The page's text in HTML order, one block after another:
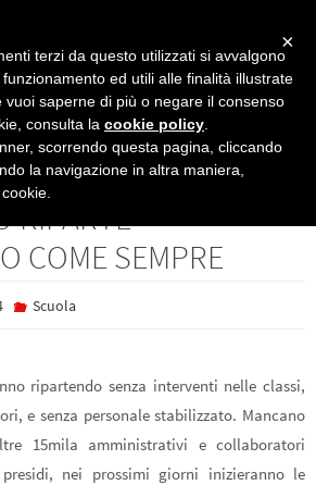
– L’ANNO SCOLASTICO RIPARTE ZOPPICANDO COME
– L’ANNO
RIPARTE
COME SEMPRE
Scuola
ripartendo senza interventi nelle classi,
e senza personale stabilizzato. Mancano
15mila amministrativi e collaboratori
nei prossimi giorni inizieranno le
×
terzi da questo utilizzati si avvalgono
ed utili alle finalità illustrate
vuoi saperne di più o negare il consenso
consulta la cookie policy
scorrendo questa pagina, cliccando
la navigazione in altra maniera,